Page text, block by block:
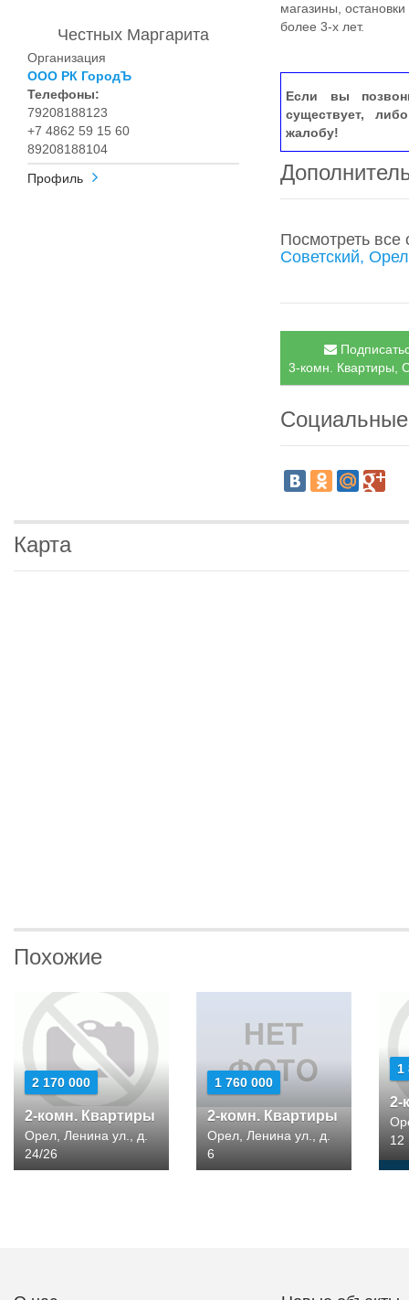
Честных Маргарита
Организация
ООО РК ГородЪ
Телефоны:
79208188123
+7 4862 59 15 60
89208188104
Профиль
магазины,
более 3-х лет.
Если вы
существует,
жалобу!
Посмотреть
Советский, Орел
3-комн. Квартиры,
Карта
Похожие
2 170 000
2-комн. Квартиры
Орел, Ленина ул., д.
24/26
1 760 000
2-комн. Квартиры
Орел, Ленина ул., д.
6
1
2-
12